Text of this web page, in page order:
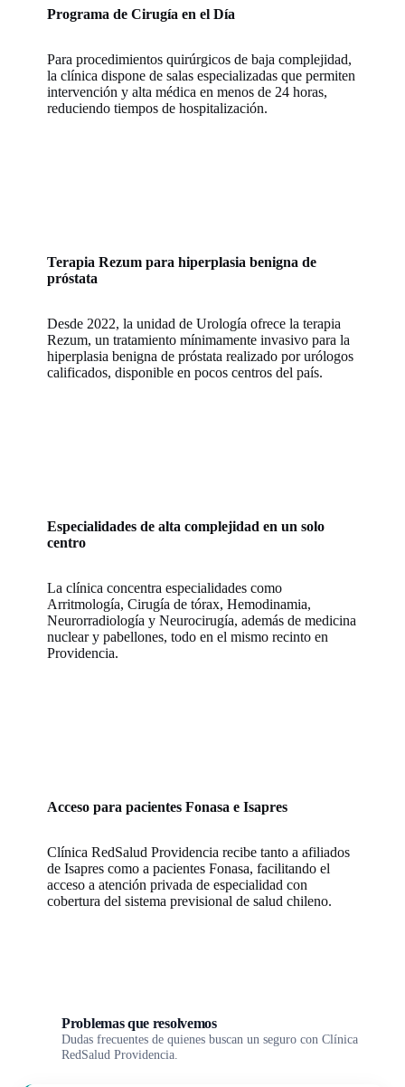
Programa de Cirugía en el Día
Para procedimientos quirúrgicos de baja complejidad,
la clínica dispone de salas especializadas que permiten
intervención y alta médica en menos de 24 horas,
reduciendo tiempos de hospitalización.
Terapia Rezum para hiperplasia benigna de
próstata
Desde 2022, la unidad de Urología ofrece la terapia
Rezum, un tratamiento mínimamente invasivo para la
hiperplasia benigna de próstata realizado por urólogos
calificados, disponible en pocos centros del país.
Especialidades de alta complejidad en un solo
centro
La clínica concentra especialidades como
Arritmología, Cirugía de tórax, Hemodinamia,
Neurorradiología y Neurocirugía, además de medicina
nuclear y pabellones, todo en el mismo recinto en
Providencia.
Acceso para pacientes Fonasa e Isapres
Clínica RedSalud Providencia recibe tanto a afiliados
de Isapres como a pacientes Fonasa, facilitando el
acceso a atención privada de especialidad con
cobertura del sistema previsional de salud chileno.
Problemas que resolvemos
Dudas frecuentes de quienes buscan un seguro con Clínica
RedSalud Providencia.